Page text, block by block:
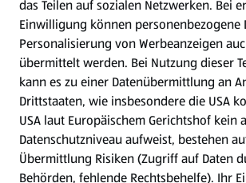
Mein HOFER. Meine Einkäufe.
Meine Meinung. Mein HOFER.
Gutscheingroßbestellung
(öffnet in einem neuen Tab)
Folge uns hier:
das Teilen auf sozialen Netzwerken. Bei
Einwilligung können personenbezogene
Personalisierung von Werbeanzeigen
übermittelt werden. Bei Nutzung dieser
kann es zu einer Datenübermittlung an
Drittstaaten, wie insbesondere die USA
USA laut Europäischem Gerichtshof kein
Datenschutzniveau aufweist, bestehen
Übermittlung Risiken (Zugriff auf Daten
Behörden, fehlende Rechtsbehelfe). Ihr